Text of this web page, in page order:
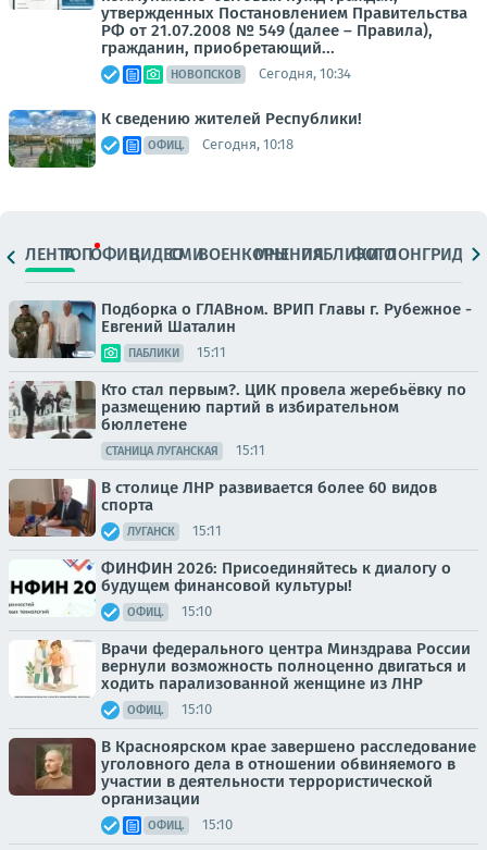
утвержденных Постановлением Правительства
РФ от 21.07.2008 № 549 (далее – Правила),
гражданин, приобретающий...
НОВОПСКОВ Сегодня, 10:34
К сведению жителей Республики!
ОФИЦ. Сегодня, 10:18
ЛЕНТАТОПОФИЦ.ВИДЕОСМИВОЕНКОРЫМНЕНИЯПАБЛИКИ
ФОТОЛОНГРИДЫ
Подборка о ГЛАВном. ВРИП Главы г. Рубежное -
Евгений Шаталин
ПАБЛИКИ 15:11
Кто стал первым?. ЦИК провела жеребьёвку по
размещению партий в избирательном
бюллетене
СТАНИЦА ЛУГАНСКАЯ 15:11
В столице ЛНР развивается более 60 видов
спорта
ЛУГАНСК 15:11
ФИНФИН 2026: Присоединяйтесь к диалогу о
будущем финансовой культуры!
ОФИЦ. 15:10
Врачи федерального центра Минздрава России
вернули возможность полноценно двигаться и
ходить парализованной женщине из ЛНР
ОФИЦ. 15:10
В Красноярском крае завершено расследование
уголовного дела в отношении обвиняемого в
участии в деятельности террористической
организации
ОФИЦ. 15:10